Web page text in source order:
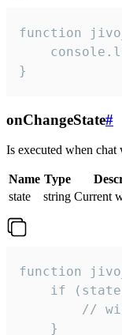
function
}
onChangeState#
Is executed when chat
Name Type
state
string Current
function
if
//
    }